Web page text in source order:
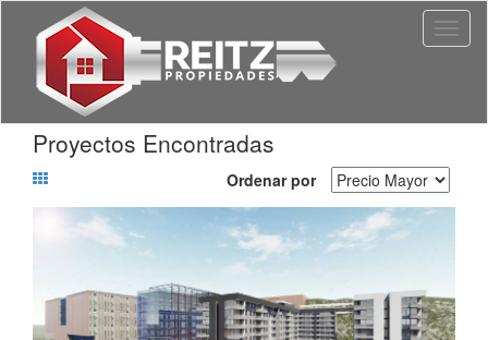
Proyectos Encontradas
Ordenar por